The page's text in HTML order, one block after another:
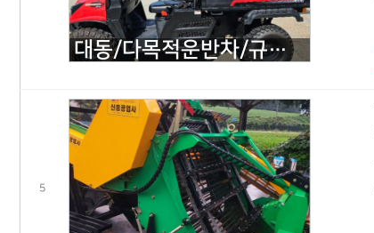
대동/다목적운반차/규격문의/2230LH/2017년식
5